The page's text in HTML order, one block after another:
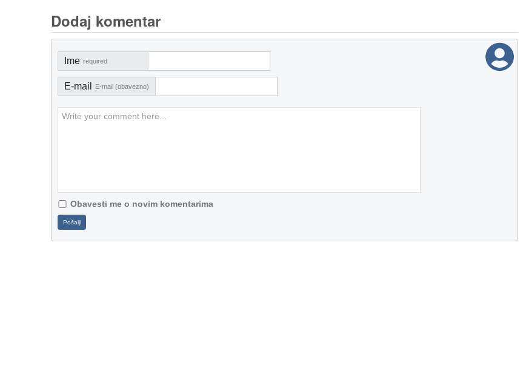
Dodaj komentar
Ime required
E-mail E-mail (obavezno)
Obavesti me o novim komentarima
Pošalji